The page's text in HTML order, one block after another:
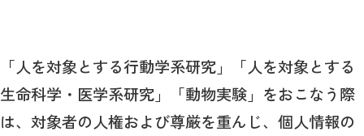
「人を対象とする行動学系研究」「人を対象とする
生命科学・医学系研究」「動物実験」をおこなう際
は、対象者の人権および尊厳を重んじ、個人情報の